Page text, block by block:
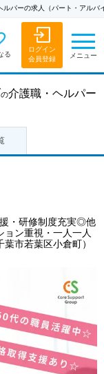
パーの求人（パート・アルバ
る
ログイン
会員登録
メニュー
の介護職・ヘルパー
援・研修制度充実◎他
ン重視・一人一人
市若葉区小倉町）